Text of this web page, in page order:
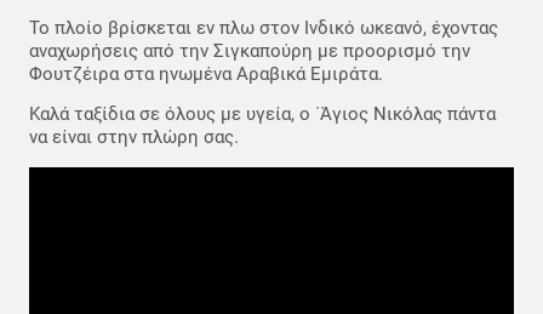
Το πλοίο βρίσκεται εν πλω στον Ινδικό ωκεανό, έχοντας
αναχωρήσεις από την Σιγκαπούρη με προορισμό την
Φουτζέιρα στα ηνωμένα Αραβικά Εμιράτα.
Καλά ταξίδια σε όλους με υγεία, ο ΄Άγιος Νικόλας πάντα
να είναι στην πλώρη σας.